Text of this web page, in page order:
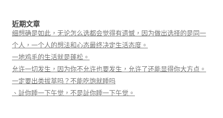
近期文章
细想确是如此，无论怎么选都会觉得有遗憾，因为做出选择的是同一
个人，一个人的想法和心态最终决定生活态度。
一地鸡毛的生活就是蓬松。
允许一切发生，因为你不允许也要发生，允许了还能显得你大方点。
一定要出类拔萃吗？不能吃饱就睡吗
、訨你睡一下午觉，不是訨你睡一下午觉。